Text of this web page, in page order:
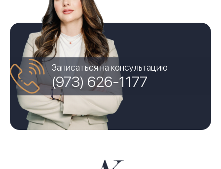
Записаться на консультацию
(973) 626-1177